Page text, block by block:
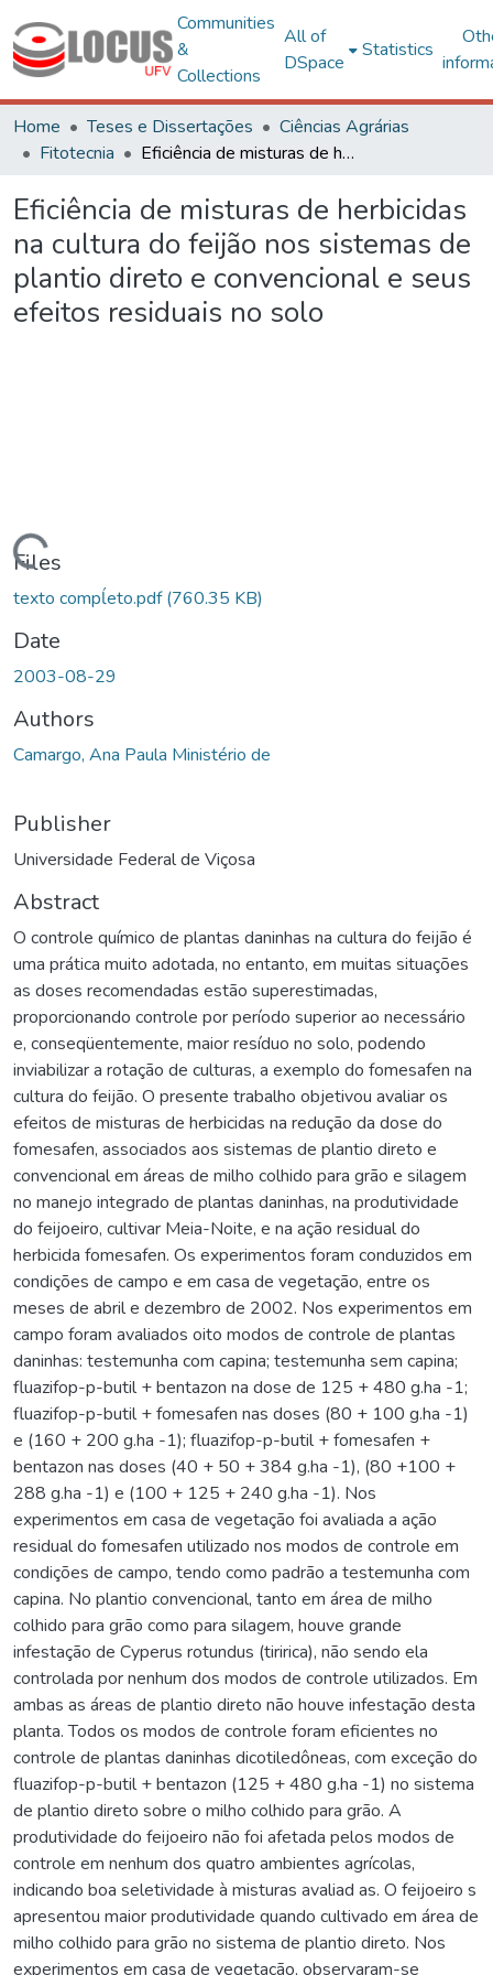
Communities
&
Collections
All of
DSpace
Statistics
Home Teses e Dissertações
Ciências Agrárias
Fitotecnia
Eficiência de misturas de herbicidas na cultura do feijão nos sistemas de plantio direto e convencional e seus efeitos residuais no solo
Eficiência de misturas de herbicidas
na cultura do feijão nos sistemas de
plantio direto e convencional e seus
efeitos residuais no solo
Files
texto compĺeto.pdf(760.35 KB)
Date
2003-08-29
Authors
Camargo, Ana Paula Ministério de
Publisher
Universidade Federal de Viçosa
Abstract
O controle químico de plantas daninhas na cultura do feijão é
uma prática muito adotada, no entanto, em muitas situações
as doses recomendadas estão superestimadas,
proporcionando controle por período superior ao necessário
e, conseqüentemente, maior resíduo no solo, podendo
inviabilizar a rotação de culturas, a exemplo do fomesafen na
cultura do feijão. O presente trabalho objetivou avaliar os
efeitos de misturas de herbicidas na redução da dose do
fomesafen, associados aos sistemas de plantio direto e
convencional em áreas de milho colhido para grão e silagem
no manejo integrado de plantas daninhas, na produtividade
do feijoeiro, cultivar Meia-Noite, e na ação residual do
herbicida fomesafen. Os experimentos foram conduzidos em
condições de campo e em casa de vegetação, entre os
meses de abril e dezembro de 2002. Nos experimentos em
campo foram avaliados oito modos de controle de plantas
daninhas: testemunha com capina; testemunha sem capina;
fluazifop-p-butil + bentazon na dose de 125 + 480 g.ha -1;
fluazifop-p-butil + fomesafen nas doses (80 + 100 g.ha -1)
e (160 + 200 g.ha -1); fluazifop-p-butil + fomesafen +
bentazon nas doses (40 + 50 + 384 g.ha -1), (80 +100 +
288 g.ha -1) e (100 + 125 + 240 g.ha -1). Nos
experimentos em casa de vegetação foi avaliada a ação
residual do fomesafen utilizado nos modos de controle em
condições de campo, tendo como padrão a testemunha com
capina. No plantio convencional, tanto em área de milho
colhido para grão como para silagem, houve grande
infestação de Cyperus rotundus (tiririca), não sendo ela
controlada por nenhum dos modos de controle utilizados. Em
ambas as áreas de plantio direto não houve infestação desta
planta. Todos os modos de controle foram eficientes no
controle de plantas daninhas dicotiledôneas, com exceção do
fluazifop-p-butil + bentazon (125 + 480 g.ha -1) no sistema
de plantio direto sobre o milho colhido para grão. A
produtividade do feijoeiro não foi afetada pelos modos de
controle em nenhum dos quatro ambientes agrícolas,
indicando boa seletividade à misturas avaliad as. O feijoeiro s
apresentou maior produtividade quando cultivado em área de
milho colhido para grão no sistema de plantio direto. Nos
experimentos em casa de vegetação, observaram-se